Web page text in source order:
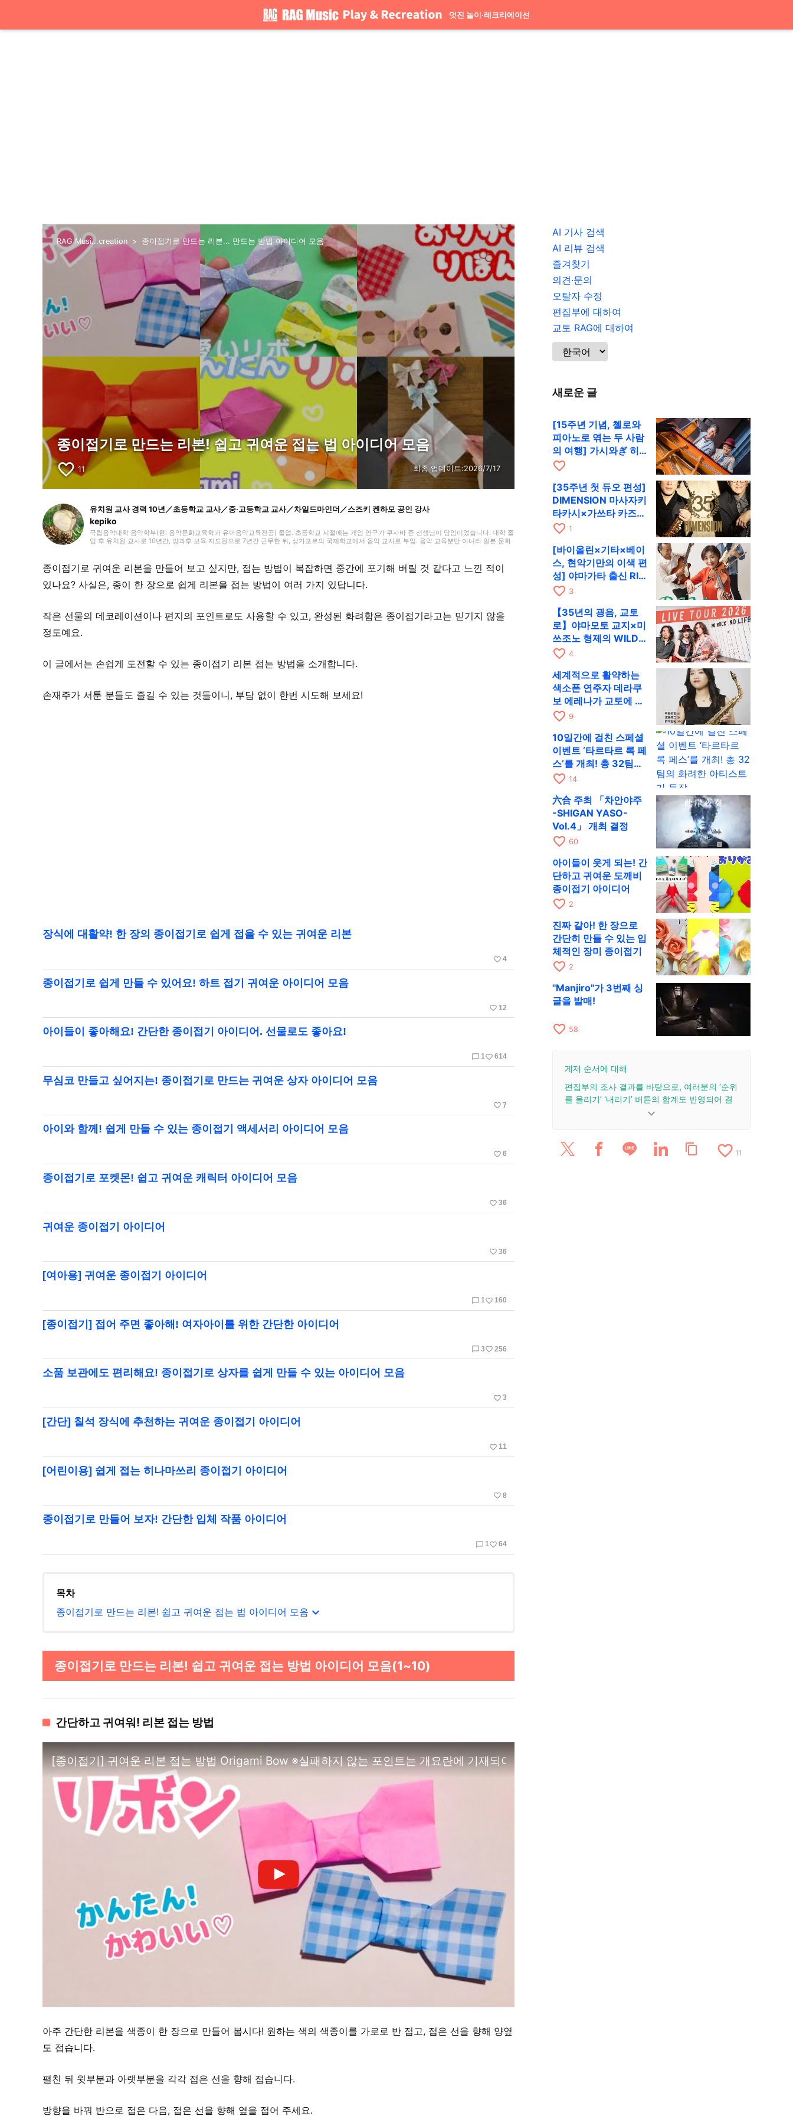
멋진 놀이·레크리에이션
RAG Musi...creation 종이접기로 만드는 리본... 만드는 방법 아이디어 모음
종이접기로 만드는 리본! 쉽고 귀여운 접는 법 아이디어 모음
favorite_border 11 최종 업데이트:2026/7/17
유치원 교사 경력 10년／초등학교 교사／중·고등학교 교사／차일드마인더／스즈키 켄하모 공인 강사
kepiko
국립음악대학 음악학부(현: 음악문화교육학과 유아음악교육전공) 졸업. 초등학교 시절에는 게임 연구가 쿠사바 준 선생님이 담임이었습니다. 대학 졸
업 후 유치원 교사로 10년간, 방과후 보육 지도원으로 7년간 근무한 뒤, 싱가포르의 국제학교에서 음악 교사로 부임. 음악 교육뿐만 아니라 일본 문화
음악과 아이들과 관련된 분야를 중심으로 실천에 도움이 되는 정보를 전해드립니다. 취미는 악기, 노래, 수공예, 장난감, 그림 그리기, 전승 놀이, 아웃
도어, 책, 공작, 크래프트. 특기는 팽이 기술.
종이접기로 귀여운 리본을 만들어 보고 싶지만, 접는 방법이 복잡하면 중간에 포기해 버릴 것 같다고 느낀 적이
있나요? 사실은, 종이 한 장으로 쉽게 리본을 접는 방법이 여러 가지 있답니다.
작은 선물의 데코레이션이나 편지의 포인트로도 사용할 수 있고, 완성된 화려함은 종이접기라고는 믿기지 않을
정도예요.
이 글에서는 손쉽게 도전할 수 있는 종이접기 리본 접는 방법을 소개합니다.
손재주가 서툰 분들도 즐길 수 있는 것들이니, 부담 없이 한번 시도해 보세요!
장식에 대활약! 한 장의 종이접기로 쉽게 접을 수 있는 귀여운 리본
favorite_border 4
종이접기로 쉽게 만들 수 있어요! 하트 접기 귀여운 아이디어 모음
favorite_border 12
아이들이 좋아해요! 간단한 종이접기 아이디어. 선물로도 좋아요!
chat_bubble_outline 1 favorite_border 614
무심코 만들고 싶어지는! 종이접기로 만드는 귀여운 상자 아이디어 모음
favorite_border 7
아이와 함께! 쉽게 만들 수 있는 종이접기 액세서리 아이디어 모음
favorite_border 6
종이접기로 포켓몬! 쉽고 귀여운 캐릭터 아이디어 모음
favorite_border 36
귀여운 종이접기 아이디어
favorite_border 36
[여아용] 귀여운 종이접기 아이디어
chat_bubble_outline 1 favorite_border 160
[종이접기] 접어 주면 좋아해! 여자아이를 위한 간단한 아이디어
chat_bubble_outline 3favorite_border 256
소품 보관에도 편리해요! 종이접기로 상자를 쉽게 만들 수 있는 아이디어 모음
favorite_border 3
[간단] 칠석 장식에 추천하는 귀여운 종이접기 아이디어
favorite_border 11
[어린이용] 쉽게 접는 히나마쓰리 종이접기 아이디어
favorite_border 8
종이접기로 만들어 보자! 간단한 입체 작품 아이디어
chat_bubble_outline 1 favorite_border 64
목차
종이접기로 만드는 리본! 쉽고 귀여운 접는 법 아이디어 모음 expand_more
종이접기로 만드는 리본! 쉽고 귀여운 접는 방법 아이디어 모음(1~10)
간단하고 귀여워! 리본 접는 방법
[종이접기] 귀여운 리본 접는 방법 Origami Bow ※실패하지 않는 포인트는 개요란에 기재되어 있으니 꼭 확인해 주세요
아주 간단한 리본을 색종이 한 장으로 만들어 봅시다! 원하는 색의 색종이를 가로로 반 접고, 접은 선을 향해 양옆
도 접습니다.
펼친 뒤 윗부분과 아랫부분을 각각 접은 선을 향해 접습니다.
방향을 바꿔 반으로 접은 다음, 접은 선을 향해 옆을 접어 주세요.
AI 기사 검색
AI 리뷰 검색
즐겨찾기
의견·문의
오탈자 수정
편집부에 대하여
교토 RAG에 대하여
새로운 글
[15주년 기념, 첼로와
피아노로 엮는 두 사람
의 여행] 가시와ぎ 히
로키 & 미쓰다 겐이치
RAG로
favorite_border
[35주년 첫 듀오 편성]
DIMENSION 마사자키
타카시×가쓰타 카즈키
가 10월 11일 교토
favorite_border 1
[바이올린×기타×베이
스, 현악기만의 이색 편
성] 야마가타 출신 RIM
이 첫 전국 투어로 8월
favorite_border 3
【35년의 굉음, 교토
로】야마모토 교지×미
쓰조노 형제의 WILD
FLAG가 8월 6일 RAG
favorite_border 4
세계적으로 활약하는
색소폰 연주자 데라쿠
보 에레나가 교토에 온
다! 콰르텟 투어 교토
개최
favorite_border 9
10일간에 걸친 스페셜
이벤트 ‘타르타르 록 페
스’를 개최! 총 32팀의
화려한 아티스트가 등
favorite_border 14
六合 주최 「차안야주
-SHIGAN YASO-
Vol.4」 개최 결정
favorite_border 60
아이들이 웃게 되는! 간
단하고 귀여운 도깨비
종이접기 아이디어
favorite_border 2
진짜 같아! 한 장으로
간단히 만들 수 있는 입
체적인 장미 종이접기
favorite_border 2
"Manjiro"가 3번째 싱
글을 발매!
favorite_border 58
게재 순서에 대해
편집부의 조사 결과를 바탕으로, 여러분의 ‘순위
를 올리기’ ‘내리기’ 버튼의 합계도 반영되어 결
2026/7/17: 리뷰 2건을 추가·업데이트.
keyboard_arrow_down
content_copy favorite_border 11